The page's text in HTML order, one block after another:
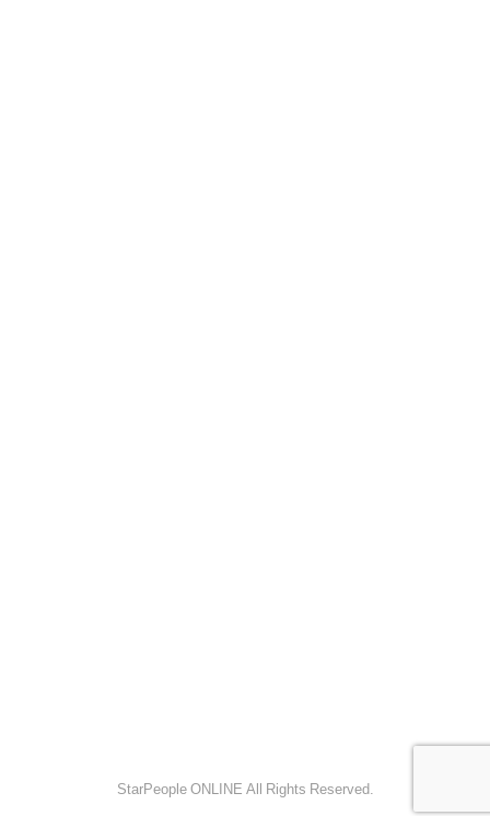
StarPeople ONLINE All Rights Reserved.